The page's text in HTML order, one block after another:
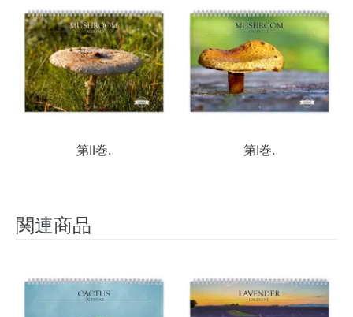
第II巻. 第I巻.
関連商品